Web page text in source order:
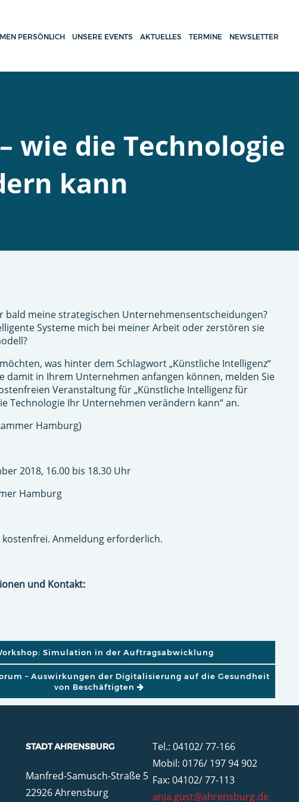
PERSÖNLICH UNSERE EVENTS AKTUELLES TERMINE NEWSLETTER
wie die Technologie
kann
bald meine strategischen Unternehmensentscheidungen?
Systeme mich bei meiner Arbeit oder zerstören sie
was hinter dem Schlagwort „Künstliche Intelligenz“
damit in Ihrem Unternehmen anfangen können, melden Sie
Veranstaltung für „Künstliche Intelligenz für
Technologie Ihr Unternehmen verändern kann“ an.
Hamburg)
2018, 16.00 bis 18.30 Uhr
Hamburg
kostenfrei. Anmeldung erforderlich.
und Kontakt:
Simulation in der Auftragsabwicklung
– Auswirkungen der Digitalisierung auf die Gesundheit
von Beschäftigten
STADT AHRENSBURG
Manfred-Samusch-Straße 5
22926 Ahrensburg
Tel.: 04102/ 77-166
Mobil: 0176/ 197 94 902
Fax: 04102/ 77-113
anja.gust@ahrensburg.de